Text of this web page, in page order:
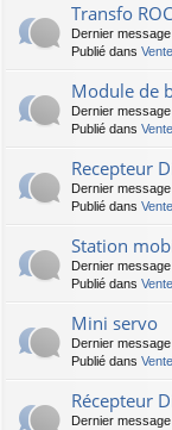
Transfo
Dernier
Publié dans
Module de
Dernier
Publié dans
Recepteur
Dernier
Publié dans
Station
Dernier
Publié dans
Mini servo
Dernier
Publié dans
Récepteur
Dernier